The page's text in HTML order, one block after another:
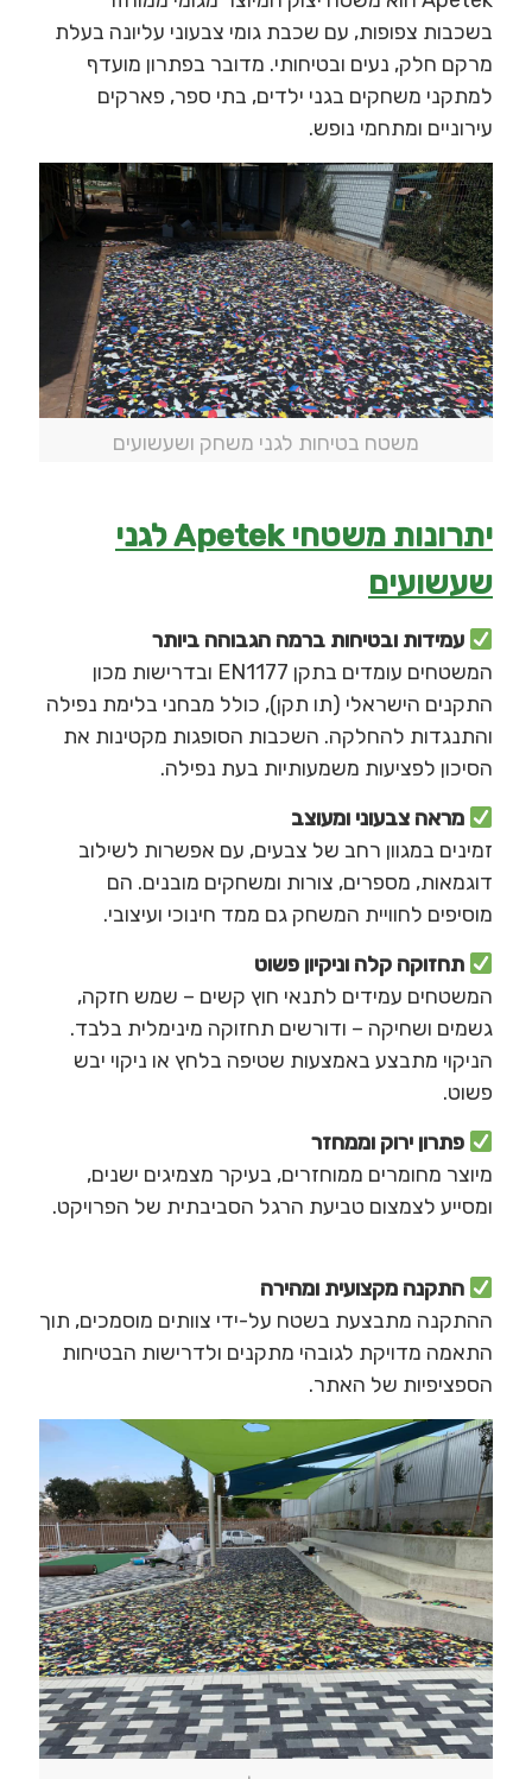
בשכבות צפופות, עם שכבת גומי צבעוני עליונה בעלת
מרקם חלק, נעים ובטיחותי. מדובר בפתרון מועדף
למתקני משחקים בגני ילדים, בתי ספר, פארקים
עירוניים ומתחמי נופש.
משטח בטיחות לגני משחק ושעשועים
יתרונות משטחי Apetek לגני
שעשועים
עמידות ובטיחות ברמה הגבוהה ביותר
המשטחים עומדים בתקן EN1177 ובדרישות מכון
התקנים הישראלי (תו תקן), כולל מבחני בלימת נפילה
והתנגדות להחלקה. השכבות הסופגות מקטינות את
הסיכון לפציעות משמעותיות בעת נפילה.
מראה צבעוני ומעוצב
זמינים במגוון רחב של צבעים, עם אפשרות לשילוב
דוגמאות, מספרים, צורות ומשחקים מובנים. הם
מוסיפים לחוויית המשחק גם ממד חינוכי ועיצובי.
תחזוקה קלה וניקיון פשוט
המשטחים עמידים לתנאי חוץ קשים – שמש חזקה,
גשמים ושחיקה – ודורשים תחזוקה מינימלית בלבד.
הניקוי מתבצע באמצעות שטיפה בלחץ או ניקוי יבש
פשוט.
פתרון ירוק וממחזר
מיוצר מחומרים ממוחזרים, בעיקר מצמיגים ישנים,
ומסייע לצמצום טביעת הרגל הסביבתית של הפרויקט.
התקנה מקצועית ומהירה
ההתקנה מתבצעת בשטח על-ידי צוותים מוסמכים, תוך
התאמה מדויקת לגובהי מתקנים ולדרישות הבטיחות
הספציפיות של האתר.